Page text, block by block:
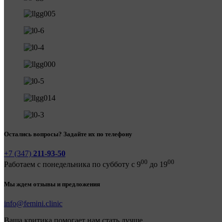
Остались вопросы? Задайте их по телефону
+7 (347) 211-93-50
Работаем с понедельника по субботу с 900 до 1900
Мы ждем отзывы и предложения
info@femini.clinic